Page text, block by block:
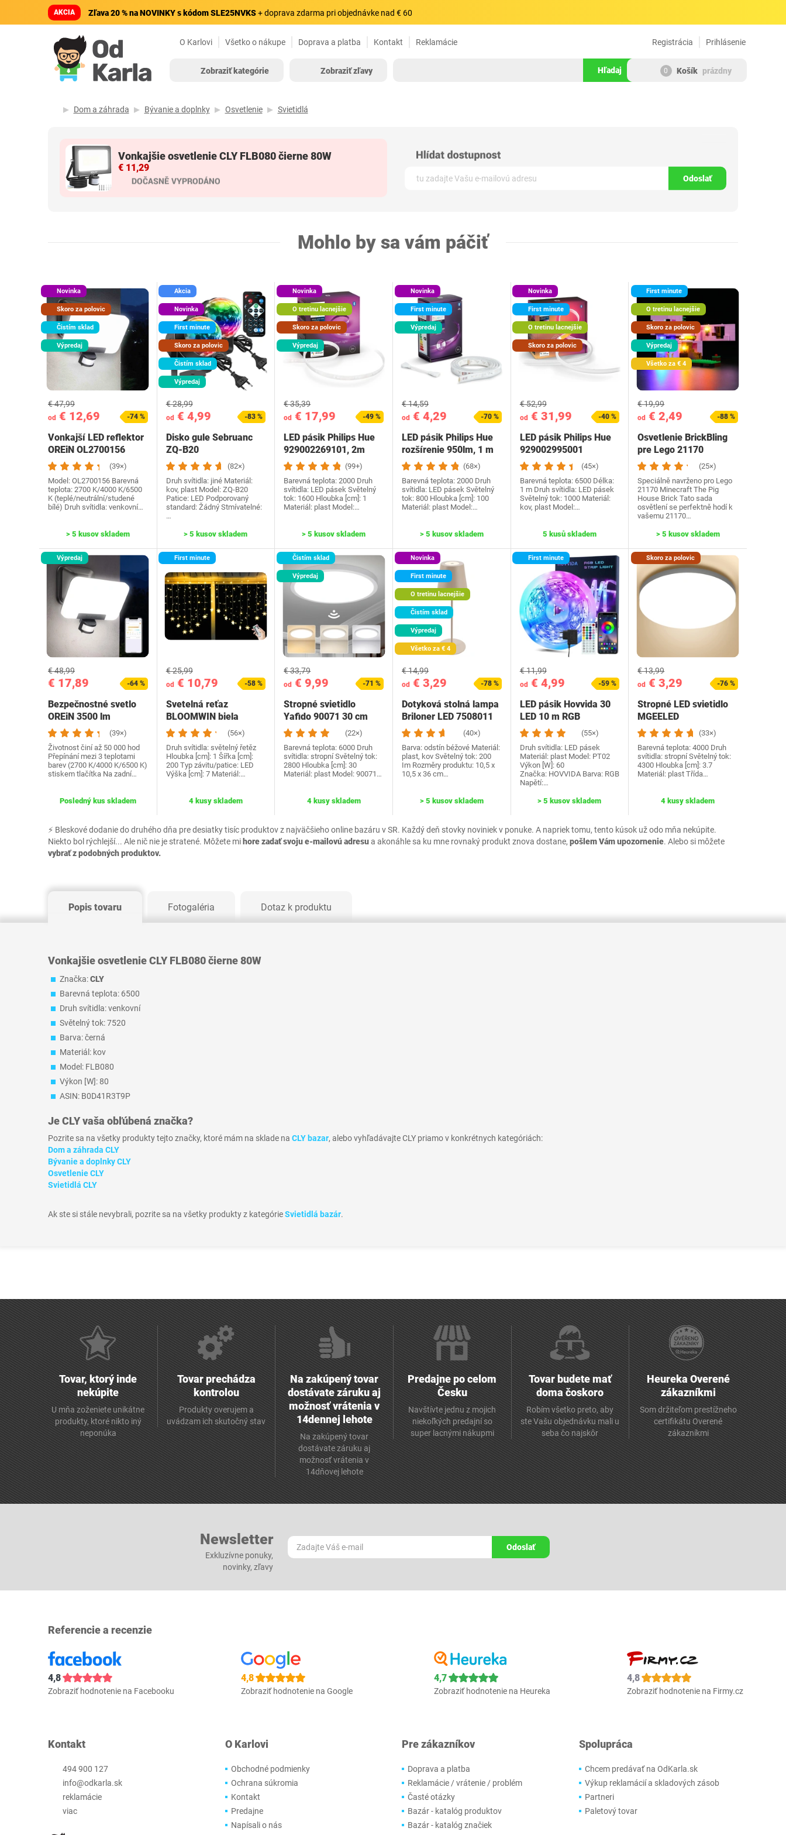
AKCIA Zľava 20 % na NOVINKY s kódom SLE25NVKS+ doprava zdarma pri objednávke nad € 60
O Karlovi Všetko o nákupe Doprava a platba Kontakt Reklamácie Prihlásenie
Registrácia
Zobraziť kategórie Zobraziť zľavy Hľadaj 0 Košík prázdny
Dom a záhrada Bývanie a doplnky Osvetlenie Svietidlá
Vonkajšie osvetlenie CLY FLB080 čierne 80W
⚡ Bleskové dodanie do druhého dňa pre desiatky tisíc produktov z najväčšieho online bazáru v SR. Každý deň stovky noviniek v ponuke. A napriek tomu, tento kúsok už odo mňa nekúpite.
Niekto bol rýchlejší... Ale nič nie je stratené. Môžete mihore zadať svoju e-mailovú adresua akonáhle sa ku mne rovnaký produkt znova dostane, pošlem Vám upozornenie. Alebo si môžete
vybrať z podobných produktov.
€ 11,29
Odoslať
Mohlo by sa vám páčiť
Novinka
Skoro za polovic
Čistím sklad
Výpredaj
od € 12,69
€ 47,99
-74 %
Vonkajší LED reflektor
OREiN OL2700156
(39×)
Model: OL2700156 Barevná
teplota: 2700 K/4000 K/6500
K (teplé/neutrální/studené
bílé) Druh svítidla: venkovní…
> 5 kusov skladem
Akcia
Novinka
First minute
Skoro za polovic
Čistím sklad
Výpredaj
od€ 4,99
€ 28,99
-83 %
Disko gule Sebruanc
ZQ-B20
(82×)
Druh svítidla: jiné Materiál:
kov, plast Model: ZQ-B20
Patice: LED Podporovaný
standard: Žádný Stmívatelné:
…
> 5 kusov skladem
Novinka
O tretinu lacnejšie
Skoro za polovic
Výpredaj
od € 17,99
€ 35,39
-49 %
LED pásik Philips Hue
929002269101, 2m
(99+)
Barevná teplota: 2000 Druh
svítidla: LED pásek Světelný
tok: ‎1600 Hloubka [cm]: 1
Materiál: plast Model:…
> 5 kusov skladem
Novinka
First minute
Výpredaj
od€ 4,29
€ 14,59
-70 %
LED pásik Philips Hue
rozšírenie 950lm, 1 m
(68×)
Barevná teplota: 2000 Druh
svítidla: LED pásek Světelný
tok: 800 Hloubka [cm]: 100
Materiál: plast Model:…
> 5 kusov skladem
Novinka
First minute
O tretinu lacnejšie
Skoro za polovic
od€ 31,99
€ 52,99
-40 %
LED pásik Philips Hue
929002995001
(45×)
Barevná teplota: 6500 Délka:
1 m Druh svítidla: LED pásek
Světelný tok: 1000 Materiál:
kov, plast Model:…
5 kusů skladem
First minute
O tretinu lacnejšie
Skoro za polovic
Výpredaj
Všetko za € 4
od € 2,49
€ 19,99
-88 %
Osvetlenie BrickBling
pre Lego 21170
(25×)
Speciálně navrženo pro Lego
21170 Minecraft The Pig
House Brick Tato sada
osvětlení se perfektně hodí k
vašemu 21170…
> 5 kusov skladem
Výpredaj
€ 17,89
€ 48,99
-64 %
Bezpečnostné svetlo
OREiN 3500 lm
(39×)
Životnost činí až 50 000 hod
Přepínání mezi 3 teplotami
barev (2700 K/4000 K/6500 K)
stiskem tlačítka Na zadní…
Posledný kus skladem
First minute
od€ 10,79
€ 25,99
-58 %
Svetelná reťaz
BLOOMWIN biela
(56×)
Druh svítidla: světelný řetěz
Hloubka [cm]: 1 Šířka [cm]:
200 Typ závitu/patice: LED
Výška [cm]: 7 Materiál:…
4 kusy skladem
Čistím sklad
Výpredaj
od € 9,99
€ 33,79
-71 %
Stropné svietidlo
Yafido 90071 30 cm
(22×)
Barevná teplota: 6000 Druh
svítidla: stropní Světelný tok:
2800 Hloubka [cm]: 30
Materiál: plast Model: 90071…
4 kusy skladem
Novinka
First minute
O tretinu lacnejšie
Čistím sklad
Výpredaj
Všetko za € 4
od€ 3,29
€ 14,99
-78 %
Dotyková stolná lampa
Briloner LED 7508011
(40×)
Barva: odstín béžové Materiál:
plast, kov Světelný tok: 200
Im Rozměry produktu: ‎10,5 x
10,5 x 36 cm…
> 5 kusov skladem
First minute
od€ 4,99
€ 11,99
-59 %
LED pásik Hovvida 30
LED 10 m RGB
(55×)
Druh svítidla: LED pásek
Materiál: plast Model: ‎PT02
Výkon [W]: 60
Značka: ‎HOVVIDA Barva: ‎RGB
Napětí:…
> 5 kusov skladem
Skoro za polovic
od € 3,29
€ 13,99
-76 %
Stropné LED svietidlo
MGEELED
(33×)
Barevná teplota: 4000 Druh
svítidla: stropní Světelný tok:
4300 Hloubka [cm]: 3.7
Materiál: plast Třída…
4 kusy skladem
Popis tovaru Fotogaléria Dotaz k produktu
Vonkajšie osvetlenie CLY FLB080 čierne 80W
Značka:CLY
Barevná teplota: 6500
Druh svítidla: venkovní
Světelný tok: 7520
Barva: černá
Materiál: kov
Model: FLB080
Výkon [W]: 80
ASIN: B0D41R3T9P
JeCLYvaša obľúbená značka?
Pozrite sa na všetky produkty tejto značky, ktoré mám na sklade na CLY bazar, alebo vyhľadávajte CLY priamo v konkrétnych kategóriách:
Dom a záhrada CLY
Bývanie a doplnky CLY
Osvetlenie CLY
Svietidlá CLY
Ak ste si stále nevybrali, pozrite sa na všetky produkty z kategórieSvietidlá bazár.
Tovar, ktorý inde
nekúpite
U mňa zoženiete unikátne
produkty, ktoré nikto iný
neponúka
Tovar prechádza
kontrolou
Produkty overujem a
uvádzam ich skutočný stav
Na zakúpený tovar
dostávate záruku aj
možnosť vrátenia v
14dennej lehote
Na zakúpený tovar
dostávate záruku aj
možnosť vrátenia v
14dňovej lehote
Predajne po celom
Česku
Navštívte jednu z mojich
niekoľkých predajní so
super lacnými nákupmi
Tovar budete mať
doma čoskoro
Robím všetko preto, aby
ste Vašu objednávku mali u
seba čo najskôr
Heureka Overené
zákazníkmi
Som držiteľom prestížneho
certifikátu Overené
zákazníkmi
Newsletter
Exkluzívne ponuky,
novinky, zľavy
Odoslať
Referencie a recenzie
4,8
Zobraziť hodnotenie na Facebooku
4,8
Zobraziť hodnotenie na Google
4,7
Zobraziť hodnotenie na Heureka
4,8
Zobraziť hodnotenie na Firmy.cz
Kontakt
494 900 127
info@odkarla.sk
reklamácie
viac
O Karlovi
Obchodné podmienky
Ochrana súkromia
Kontakt
Predajne
Napísali o nás
Pre zákazníkov
Doprava a platba
Reklamácie / vrátenie / problém
Časté otázky
Bazár - katalóg produktov
Bazár - katalóg značiek
Spolupráca
Chcem predávať na OdKarla.sk
Výkup reklamácií a skladových zásob
Partneri
Paletový tovar